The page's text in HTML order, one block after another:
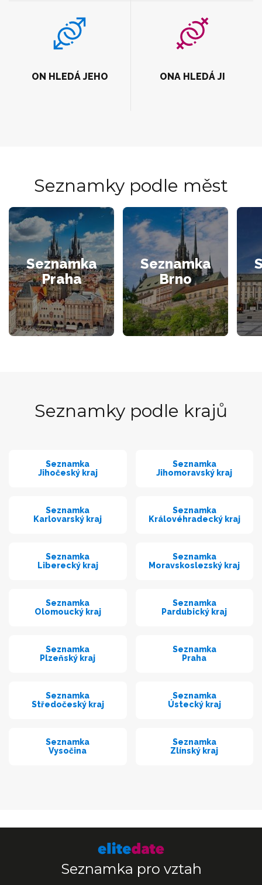
ON HLEDÁ JEHO ONA HLEDÁ JI
Seznamky podle měst
Seznamka
Praha
Seznamka
Brno
Seznamky podle krajů
Seznamka
Jihočeský kraj
Seznamka
Jihomoravský kraj
Seznamka
Karlovarský kraj
Seznamka
Královéhradecký kraj
Seznamka
Liberecký kraj
Seznamka
Moravskoslezský kraj
Seznamka
Olomoucký kraj
Seznamka
Pardubický kraj
Seznamka
Plzeňský kraj
Seznamka
Praha
Seznamka
Středočeský kraj
Seznamka
Ústecký kraj
Seznamka
Vysočina
Seznamka
Zlínský kraj
Seznamka pro vztah